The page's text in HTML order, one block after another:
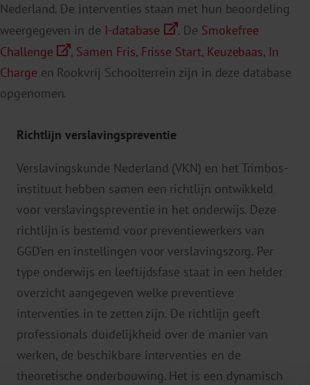
Nederland. De interventies staan met hun beoordeling
weergegeven in de I-database . De Smokefree
Challenge
, Samen Fris, Frisse Start, Keuzebaas, In
Charge en Rookvrij Schoolterrein zijn in deze database
opgenomen.
Richtlijn verslavingspreventie
Verslavingskunde Nederland (VKN) en het Trimbos-
instituut hebben samen een richtlijn ontwikkeld
voor verslavingspreventie in het onderwijs. Deze
richtlijn is bestemd voor preventiewerkers van
GGD'en en instellingen voor verslavingszorg. Per
type onderwijs en leeftijdsfase staat in een helder
overzicht aangegeven welke preventieve
interventies in te zetten zijn. De richtlijn geeft
professionals duidelijkheid over de manier van
werken, de beschikbare interventies en de
theoretische onderbouwing. Het is een dynamisch